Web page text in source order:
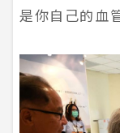
是你自己的血